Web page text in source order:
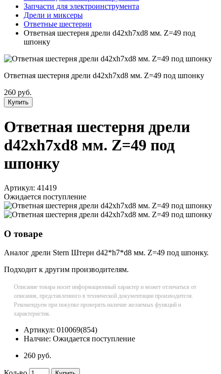
Запчасти для электроинструмента
Дрели и миксеры
Ответные шестерни
Ответная шестерня дрели d42хh7хd8 мм. Z=49 под
шпонку
Ответная шестерня дрели d42хh7хd8 мм. Z=49 под шпонку
260 руб.
Купить
Ответная шестерня дрели
d42хh7хd8 мм. Z=49 под
шпонку
Артикул: 41419
Ожидается поступление
О товаре
Аналог дрели Stern Штерн d42*h7*d8 мм. Z=49 под шпонку.
Подходит к другим производителям.
Описание товара носит информационный характер и может отличаться от
описания, представленного в технической документации производителя.
Рекомендуем при покупке проверять наличие желаемых функций и
характеристик.
Артикул: 010069(854)
Налчие: Ожидается поступление
260 руб.